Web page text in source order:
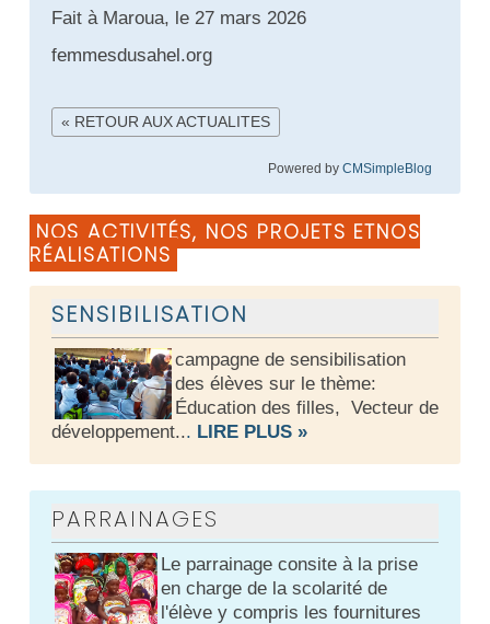
Fait à Maroua, le 27 mars 2026
femmesdusahel.org
« RETOUR AUX ACTUALITES
Powered byCMSimpleBlog
NOS ACTIVITÉS, NOS PROJETS ETNOS
RÉALISATIONS
SENSIBILISATION
campagne de sensibilisation
des élèves sur le thème:
Éducation des filles, Vecteur de
développement... LIRE PLUS »
PARRAINAGES
Le parrainage consite à la prise
en charge de la scolarité de
l'élève y compris les fournitures